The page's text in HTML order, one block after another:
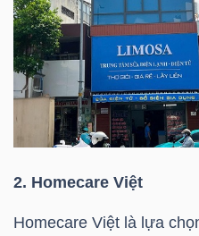
2. Homecare Việt
Homecare Việt là lựa
NĂNG
LƯỢNG
VẬT